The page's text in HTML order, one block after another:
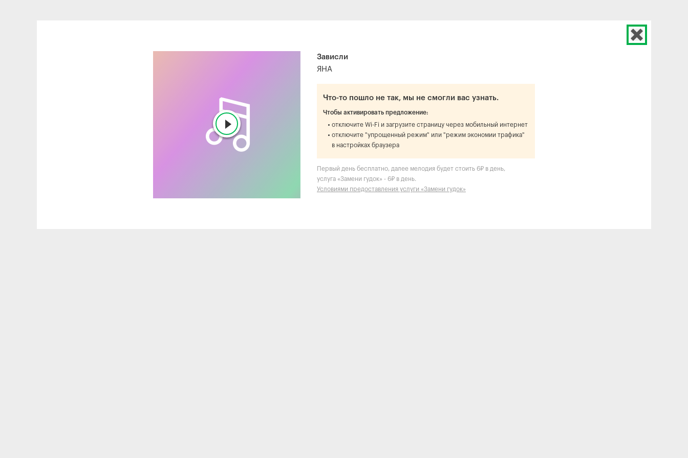
Зависли
ЯНА
Что-то пошло не так, мы не смогли вас узнать.
Чтобы активировать предложение:
отключите Wi-Fi и загрузите страницу через мобильный интернет
отключите "упрощенный режим" или "режим экономии трафика"
в настройках браузера
Первый день бесплатно, далее мелодия будет стоить 6₽ в день,
услуга «Замени гудок» - 6₽ в день.
Условиями предоставления услуги «Замени гудок»